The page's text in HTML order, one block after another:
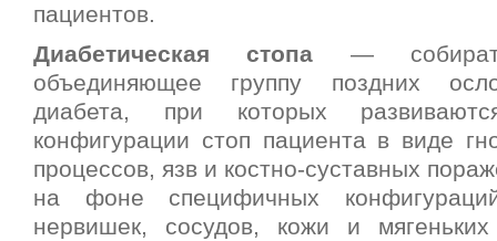
пациентов.
Диабетическая стопа —
объединяющее группу поздних
диабета, при которых
конфигурации стоп пациента в виде
процессов, язв и костно-суставных
на фоне специфичных
нервишек, сосудов, кожи и